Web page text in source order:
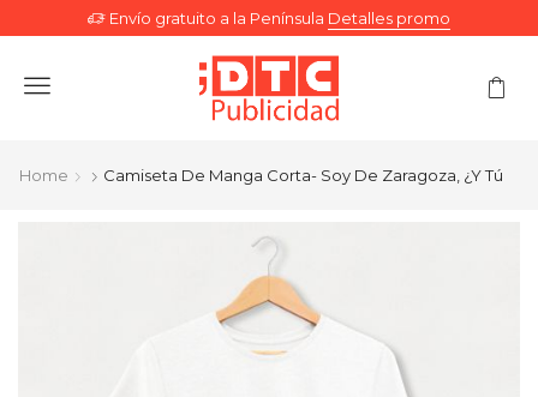
Envío gratuito a la Península Detalles promo
Menu
Home Camiseta De Manga Corta- Soy De Zaragoza, ¿y Tú